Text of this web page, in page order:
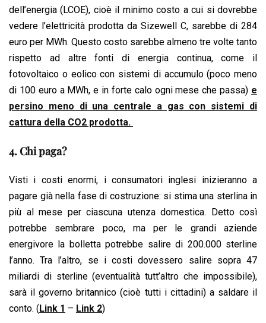
dell’energia (LCOE), cioè il minimo costo a cui si dovrebbe
vedere l’elettricità prodotta da Sizewell C, sarebbe di 284
euro per MWh. Questo costo sarebbe almeno tre volte tanto
rispetto ad altre fonti di energia continua, come il
fotovoltaico o eolico con sistemi di accumulo (poco meno
di 100 euro a MWh, e in forte calo ogni mese che passa) e
persino meno di una centrale a gas con sistemi di
cattura della CO2 prodotta.
4. Chi paga?
Visti i costi enormi, i consumatori inglesi inizieranno a
pagare già nella fase di costruzione: si stima una sterlina in
più al mese per ciascuna utenza domestica. Detto così
potrebbe sembrare poco, ma per le grandi aziende
energivore la bolletta potrebbe salire di 200.000 sterline
l’anno. Tra l’altro, se i costi dovessero salire sopra 47
miliardi di sterline (eventualità tutt’altro che impossibile),
sarà il governo britannico (cioè tutti i cittadini) a saldare il
conto. (Link 1 – Link 2)